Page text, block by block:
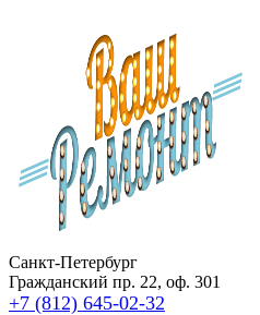
Санкт-Петербург
Гражданский пр. 22, оф. 301
+7 (812) 645-02-32